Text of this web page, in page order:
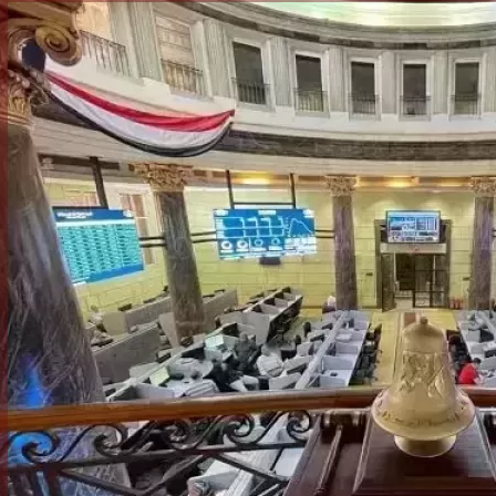
إلهام شرشر تكتب: دي مبقتش كورة..
دي سياسة
الكاتبة إلهام شرشر تهنئ الرئيس
السيسي بعيد ميلاده وتُشيد بجهوده
في بناء الدولة